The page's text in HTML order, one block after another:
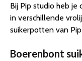
Bij Pip studio heb
in verschillende
suikerpotten van
Boerenbont